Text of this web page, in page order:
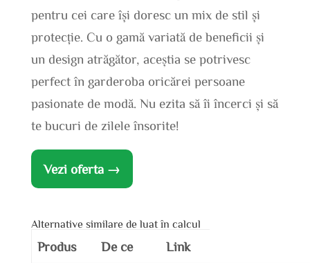
pentru cei care își doresc un mix de stil și
protecție. Cu o gamă variată de beneficii și
un design atrăgător, aceștia se potrivesc
perfect în garderoba oricărei persoane
pasionate de modă. Nu ezita să îi încerci și să
te bucuri de zilele însorite!
Vezi oferta →
Alternative similare de luat în calcul
Produs De ce Link